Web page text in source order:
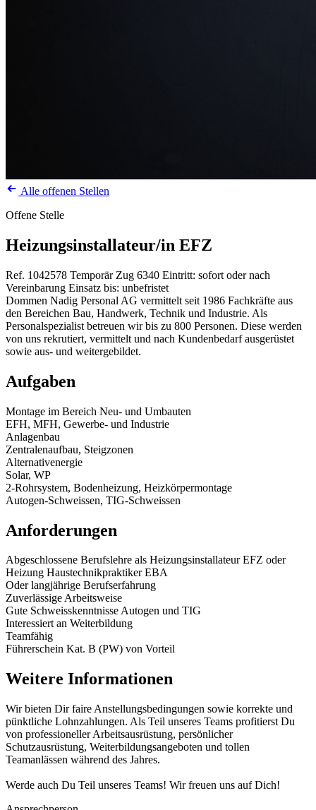
Alle offenen Stellen
Offene Stelle
Heizungsinstallateur/in EFZ
Ref. 1042578 Temporär Zug 6340 Eintritt: sofort oder nach
Vereinbarung Einsatz bis: unbefristet
Dommen Nadig Personal AG vermittelt seit 1986 Fachkräfte aus
den Bereichen Bau, Handwerk, Technik und Industrie. Als
Personalspezialist betreuen wir bis zu 800 Personen. Diese werden
von uns rekrutiert, vermittelt und nach Kundenbedarf ausgerüstet
sowie aus- und weitergebildet.
Aufgaben
Montage im Bereich Neu- und Umbauten
EFH, MFH, Gewerbe- und Industrie
Anlagenbau
Zentralenaufbau, Steigzonen
Alternativenergie
Solar, WP
2-Rohrsystem, Bodenheizung, Heizkörpermontage
Autogen-Schweissen, TIG-Schweissen
Anforderungen
Abgeschlossene Berufslehre als Heizungsinstallateur EFZ oder
Heizung Haustechnikpraktiker EBA
Oder langjährige Berufserfahrung
Zuverlässige Arbeitsweise
Gute Schweisskenntnisse Autogen und TIG
Interessiert an Weiterbildung
Teamfähig
Führerschein Kat. B (PW) von Vorteil
Weitere Informationen
Wir bieten Dir faire Anstellungsbedingungen sowie korrekte und
pünktliche Lohnzahlungen. Als Teil unseres Teams profitierst Du
von professioneller Arbeitsausrüstung, persönlicher
Schutzausrüstung, Weiterbildungsangeboten und tollen
Teamanlässen während des Jahres.
Werde auch Du Teil unseres Teams! Wir freuen uns auf Dich!